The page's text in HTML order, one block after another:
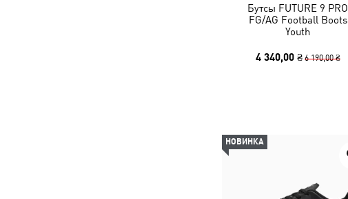
Бутсы FUTURE 9 PRO
FG/AG Football Boots
Youth
4 340,00 ₴ 6 190,00 ₴
НОВИНКА